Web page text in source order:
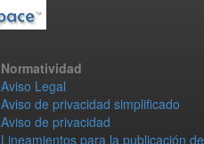
Normatividad
Aviso Legal
Aviso de privacidad simplificado
Aviso de privacidad
Lineamientos para la publicación de